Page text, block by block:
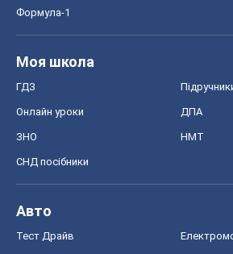
Формула-1
Моя школа
ГДЗ
Онлайн уроки ДПА
ЗНО НМТ
СНД посібники
Авто
Тест Драйв